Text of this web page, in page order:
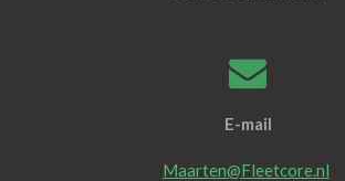
E-mail
Maarten@Fleetcore.nl